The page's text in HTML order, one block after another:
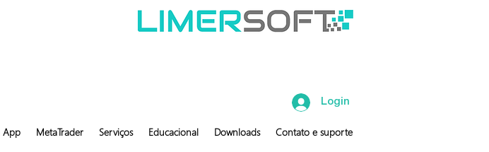
Login
App MetaTrader Serviços Educacional Downloads Contato e suporte